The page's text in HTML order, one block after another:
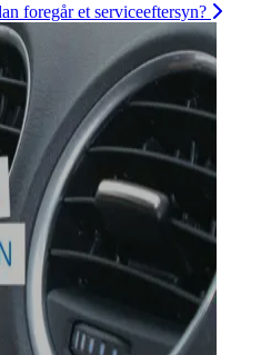
foregår et serviceeftersyn?